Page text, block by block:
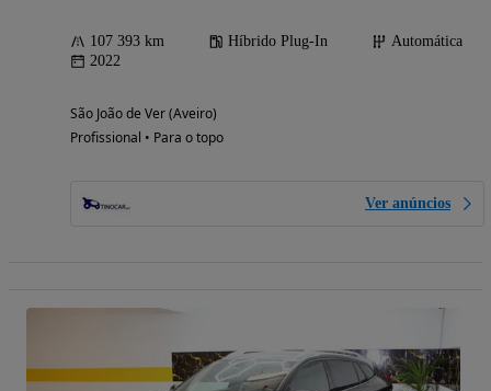
107 393 km Híbrido Plug-In
Automática
2022
São João de Ver (Aveiro)
Profissional • Para o topo
Ver anúncios